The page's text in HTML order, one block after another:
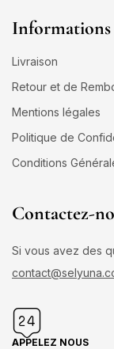
Informations
Livraison
Retour et de
Mentions légales
Politique de
Conditions
Contactez-
Si vous avez des
APPELEZ NOUS